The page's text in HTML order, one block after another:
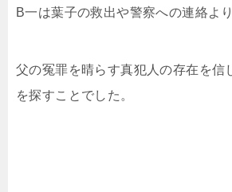
B一は葉子の救出や警察への連絡よ
父の冤罪を晴らす真犯人の存在を信
を探すことでした。